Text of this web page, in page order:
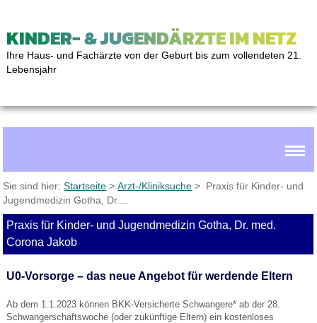
KINDER- & JUGENDÄRZTE IM NETZ
Ihre Haus- und Fachärzte von der Geburt bis zum vollendeten 21.
Lebensjahr
Sie sind hier:Startseite >Arzt-/Kliniksuche > Praxis für Kinder- und
Jugendmedizin Gotha, Dr....
Praxis für Kinder- und Jugendmedizin Gotha, Dr. med.
Corona Jakob
U0-Vorsorge – das neue Angebot für werdende Eltern
Ab dem 1.1.2023 können BKK-Versicherte Schwangere* ab der 28.
Schwangerschaftswoche (oder zukünftige Eltern) ein kostenloses